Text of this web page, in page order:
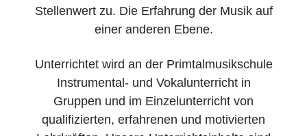
Stellenwert zu. Die Erfahrung der Musik auf
einer anderen Ebene.
Unterrichtet wird an der Primtalmusikschule
Instrumental- und Vokalunterricht in
Gruppen und im Einzelunterricht von
qualifizierten, erfahrenen und motivierten